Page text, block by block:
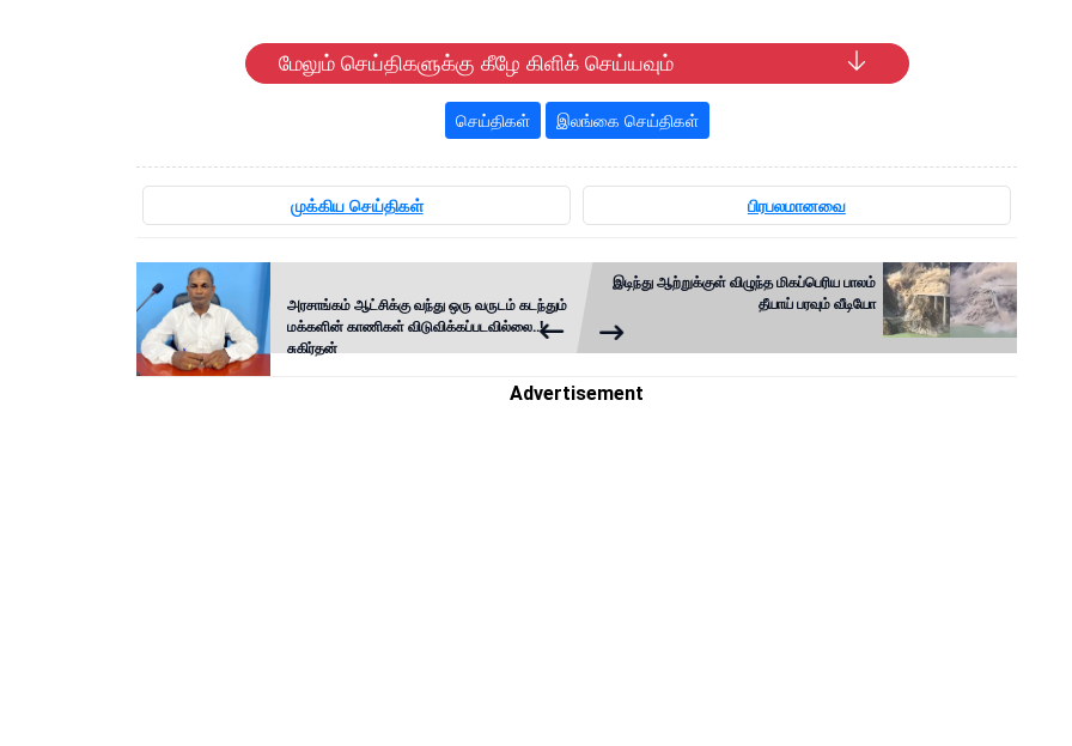
மேலும் செய்திகளுக்கு கீழே கிளிக் செய்யவும்
செய்திகள் இலங்கை செய்திகள்
முக்கிய செய்திகள் பிரபலமானவை
அரசாங்கம் ஆட்சிக்கு வந்து ஒரு வருடம் கடந்தும்
மக்களின் காணிகள் விடுவிக்கப்படவில்லை..!
சுகிர்தன்
இடிந்து ஆற்றுக்குள் விழுந்த மிகப்பெரிய பாலம்
தீயாய் பரவும் வீடியோ
Advertisement